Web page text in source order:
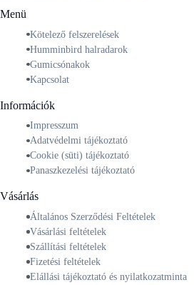
Menü
Kötelező felszerelések
Humminbird halradarok
Gumicsónakok
Kapcsolat
Információk
Impresszum
Adatvédelmi tájékoztató
Cookie (süti) tájékoztató
Panaszkezelési tájékoztató
Vásárlás
Általános Szerződési Feltételek
Vásárlási feltételek
Szállítási feltételek
Fizetési feltételek
Elállási tájékoztató és nyilatkozatminta